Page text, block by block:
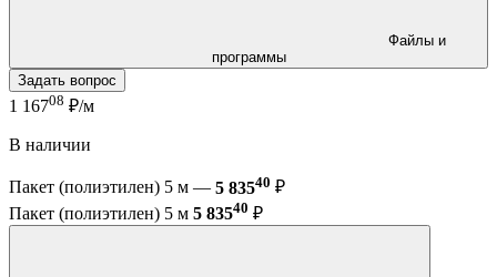
программы
Задать вопрос
1 16708 ₽/м
В наличии
Пакет (полиэтилен) 5 м — 5 83540 ₽
Пакет (полиэтилен) 5 м 5 83540 ₽